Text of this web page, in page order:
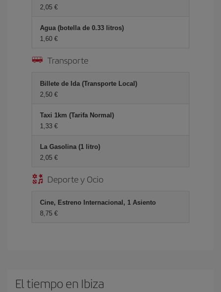
2,05 €
Agua (botella de 0.33 litros)
1,60 €
Transporte
Billete de Ida (Transporte Local)
2,50 €
Taxi 1km (Tarifa Normal)
1,33 €
La Gasolina (1 litro)
2,05 €
Deporte y Ocio
Cine, Estreno Internacional, 1 Asiento
8,75 €
El tiempo en Ibiza